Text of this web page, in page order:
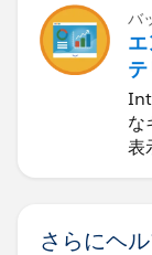
バ
な
表
さらにヘ